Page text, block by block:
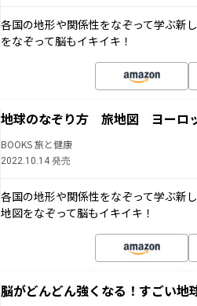
各国の地形や関係性をなぞって学ぶ新
をなぞって脳もイキイキ！
地球のなぞり方 旅地図 ヨーロ
BOOKS 旅と健康
2022.10.14 発売
各国の地形や関係性をなぞって学ぶ新
地図をなぞって脳もイキイキ！
脳がどんどん強くなる！すごい地